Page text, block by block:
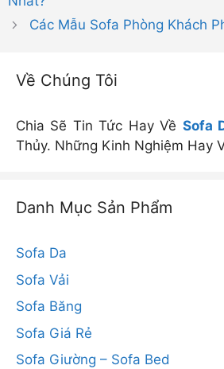
Các Mẫu Sofa Phòng Khách
Về Chúng Tôi
Chia Sẽ Tin Tức Hay Về Sofa
Thủy. Những Kinh Nghiệm Hay
Danh Mục Sản Phẩm
Sofa Da
Sofa Vải
Sofa Băng
Sofa Giá Rẻ
Sofa Giường – Sofa Bed